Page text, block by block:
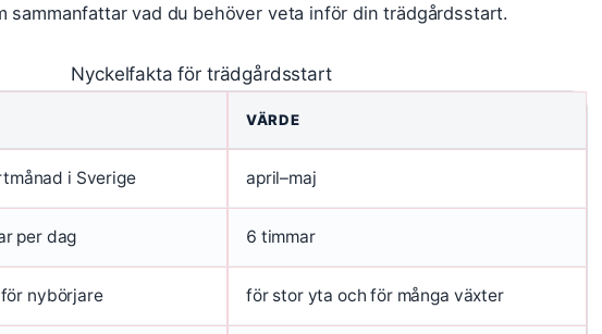
sammanfattar vad du behöver veta inför din trädgårdsstart.
Nyckelfakta för trädgårdsstart
VÄRDE
i Sverige april–maj
per dag 6 timmar
nybörjare för stor yta och för många växter